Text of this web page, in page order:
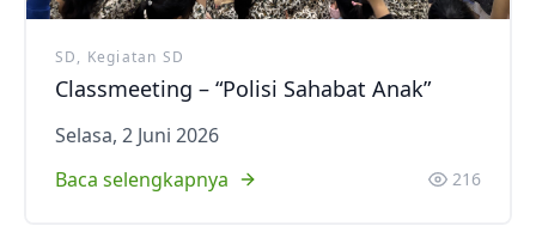
SD, Kegiatan SD
Classmeeting – “Polisi Sahabat Anak”
Selasa, 2 Juni 2026
Baca selengkapnya
216